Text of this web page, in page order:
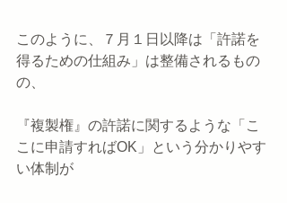
このように、７月１日以降は「許諾を
得るための仕組み」は整備されるもの
の、
『複製権』の許諾に関するような「こ
こに申請すればOK」という分かりやす
い体制が